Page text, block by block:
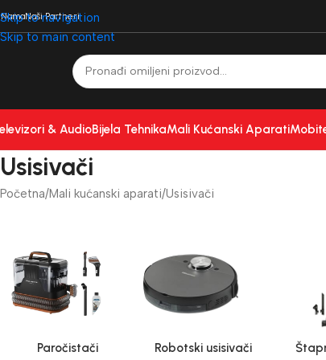
Skip to navigation
Skip to main content
Naši Partneri
& AudioBijela TehnikaMali Kućanski Aparati
Usisivači
Početna Mali kućanski aparati Usisivači
Paročistači Robotski usisivači